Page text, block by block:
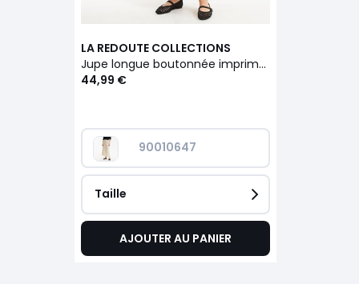
LA REDOUTE COLLECTIONS
Jupe longue boutonnée imprimé pois
44,99 €
90010647
Taille
AJOUTER AU PANIER